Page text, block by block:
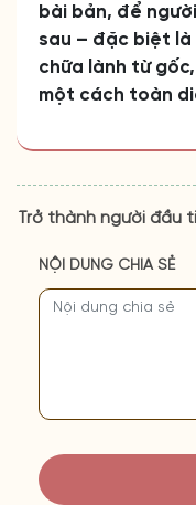
bài bản, để
sau – đặc biệt là
chữa lành từ
một cách toàn
Trở thành người đầu
NỘI DUNG CHIA SẺ